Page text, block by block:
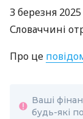
З березня 2025
Словаччині
Про це
Ваші
будь-які